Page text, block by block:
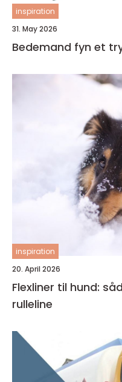
inspiration
31. May 2026
inspiration
20. April 2026
Flexliner til hund:
rulleline